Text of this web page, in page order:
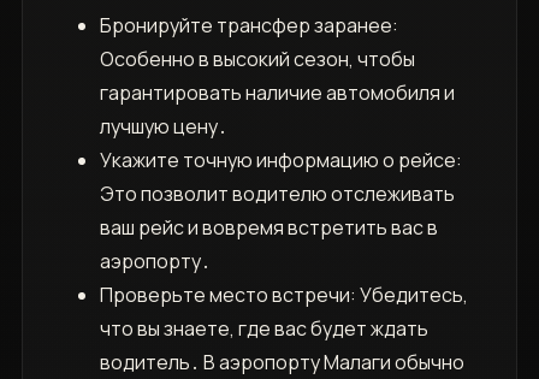
Бронируйте трансфер заранее:
Особенно в высокий сезон, чтобы
гарантировать наличие автомобиля и
лучшую цену․
Укажите точную информацию о рейсе:
Это позволит водителю отслеживать
ваш рейс и вовремя встретить вас в
аэропорту․
Проверьте место встречи: Убедитесь,
что вы знаете, где вас будет ждать
водитель․ В аэропорту Малаги обычно